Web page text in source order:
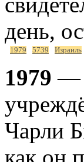
день,
1979 5739 Израиль
1979 —
Чарли
как он